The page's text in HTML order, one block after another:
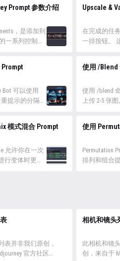
一个指向当前
订阅
还未订阅的用
等...
绍，同一组
的下拉框中
Midjourney
差异。其中
Prompt 参数介绍
，是添加到
一系列控制代
模型版本等
加一个空格，
--参数 值 ，参
入类似的参数
Upscale &
在完成的任
一排按钮。
从网格中裁
Variantion，
编号的图片
roll：以原始
使用多重 Prompt
Bot 可以使用
重提示的分隔
予相对权重，
。 多重提示基
示词中添加双
使用 /Blend
使用 /blend
上传 2-5 张
图片。 /
Prompt 有相
界面经过优
模式混合 Prompt
允许你在一次
行变体时更改
钮在使用时会
式中，你可以
本。 Remix 模
使用
Permutation
排列和组合
合多种可能
建 Prompt 中...
表并非我们原创，
官方社区。
相机和镜头
此相机和镜
创，来自于